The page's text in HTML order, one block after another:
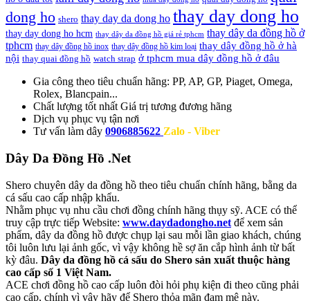
dong ho shero thay day da dong ho thay day dong ho
thay day dong ho hcm thay dây da đồng hồ giá rẻ tphcm thay dây da đồng hồ ở
tphcm thay dây đồng hồ inox thay dây đồng hồ kim loại thay dây đồng hồ ở hà
nội thay quai đồng hồ watch strap ở tphcm mua dây đồng hồ ở đâu
Gia công theo tiêu chuẩn hãng: PP, AP, GP, Piaget, Omega,
Rolex, Blancpain...
Chất lượng tốt nhất Giá trị tương đương hãng
Dịch vụ phục vụ tận nơi
Tư vấn làm dây 0906885622 Zalo - Viber
Dây Da Đồng Hồ .Net
Shero chuyên dây da đồng hồ theo tiêu chuẩn chính hãng, bằng da
cá sấu cao cấp nhập khẩu.
Nhằm phục vụ nhu cầu chơi đồng chính hãng thụy sỹ. ACE có thể
truy cập trực tiếp Website: www.daydadongho.net để xem sản
phẩm, dây da đồng hồ được chụp lại sau mỗi lần giao khách, chúng
tôi luôn lưu lại ảnh gốc, vì vậy không hề sợ ăn cắp hình ảnh từ bất
kỳ đâu. Dây da đồng hồ cá sấu do Shero sản xuất thuộc hàng
cao cấp số 1 Việt Nam.
ACE chơi đồng hồ cao cấp luôn đòi hỏi phụ kiện đi theo cũng phải
cao cấp, chính vì vậy hãy để Shero thỏa mãn đam mê này.